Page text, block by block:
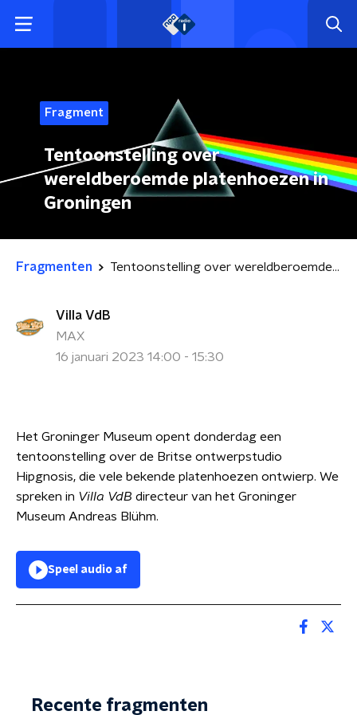
Fragment
Tentoonstelling over
wereldberoemde platenhoezen in
Groningen
Fragmenten Tentoonstelling over wereldberoemde platenhoezen in Groningen
Villa VdB
MAX
16 januari 2023 14:00 - 15:30
Het Groninger Museum opent donderdag een
tentoonstelling over de Britse ontwerpstudio
Hipgnosis, die vele bekende platenhoezen ontwierp. We
spreken in Villa VdB directeur van het Groninger
Museum Andreas Blühm.
Speel audio af
Recente fragmenten